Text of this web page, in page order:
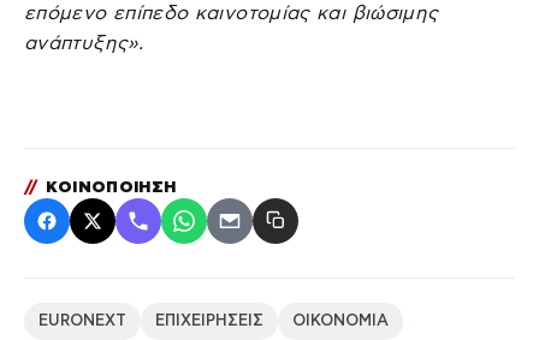
επόμενο επίπεδο καινοτομίας και βιώσιμης
ανάπτυξης».
// ΚΟΙΝΟΠΟΙΗΣΗ
EURONEXT ΕΠΙΧΕΙΡΗΣΕΙΣ ΟΙΚΟΝΟΜΙΑ